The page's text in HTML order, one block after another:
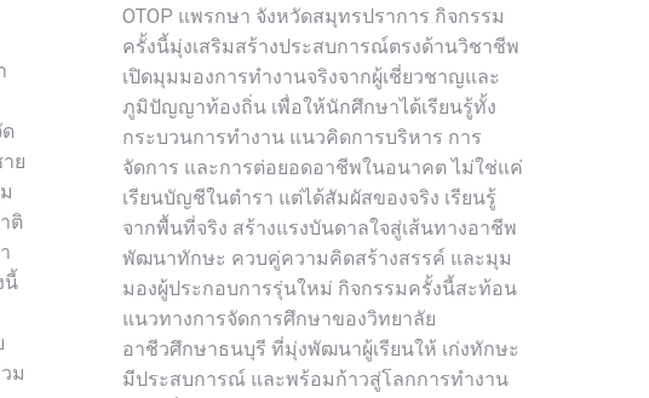
OTOP แพรกษา จังหวัดสมุทรปราการ กิจกรรม
ครั้งนี้มุ่งเสริมสร้างประสบการณ์ตรงด้านวิชาชีพ
เปิดมุมมองการทำงานจริงจากผู้เชี่ยวชาญและ
ภูมิปัญญาท้องถิ่น เพื่อให้นักศึกษาได้เรียนรู้ทั้ง
กระบวนการทำงาน แนวคิดการบริหาร การ
จัดการ และการต่อยอดอาชีพในอนาคต ไม่ใช่แค่
เรียนบัญชีในตำรา แต่ได้สัมผัสของจริง เรียนรู้
จากพื้นที่จริง สร้างแรงบันดาลใจสู่เส้นทางอาชีพ
พัฒนาทักษะ ควบคู่ความคิดสร้างสรรค์ และมุม
มองผู้ประกอบการรุ่นใหม่ กิจกรรมครั้งนี้สะท้อน
แนวทางการจัดการศึกษาของวิทยาลัย
อาชีวศึกษาธนบุรี ที่มุ่งพัฒนาผู้เรียนให้ เก่งทักษะ
มีประสบการณ์ และพร้อมก้าวสู่โลกการทำงาน
ย
ติ
นี้
ม